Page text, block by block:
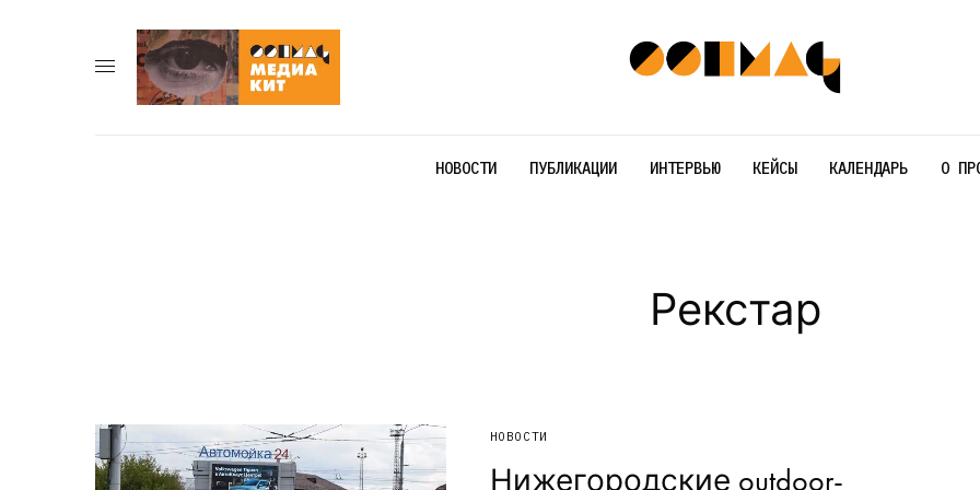
НОВОСТИ ПУБЛИКАЦИИ ИНТЕРВЬЮ КЕЙСЫ КАЛЕНДАРЬ О
Рекстар
НОВОСТИ
Нижегородские outdoor-